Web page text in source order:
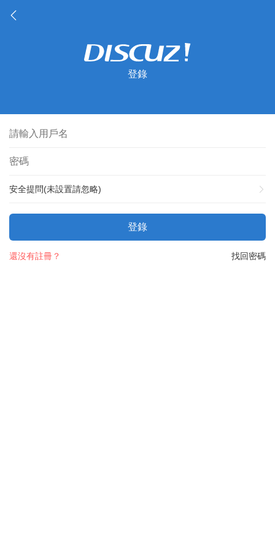
登錄
安全提問(未設置請忽略)
登錄
找回密碼
還沒有註冊？